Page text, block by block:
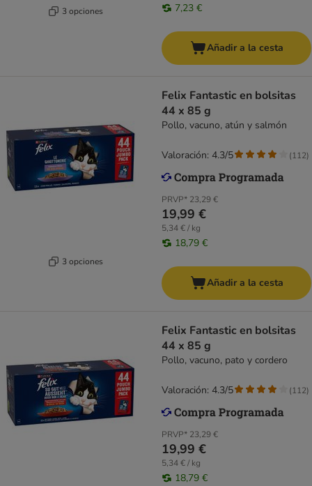
3 opciones 7,23 €
Añadir a la cesta
3 opciones
Felix Fantastic en bolsitas
44 x 85 g
Pollo, vacuno, atún y salmón
PRVP* 23,29 €
19,99 €
5,34 € / kg
18,79 €
Valoración: 4.3/5 (112)
Añadir a la cesta
Felix Fantastic en bolsitas
44 x 85 g
Pollo, vacuno, pato y cordero
PRVP* 23,29 €
19,99 €
5,34 € / kg
18,79 €
Valoración: 4.3/5 (112)